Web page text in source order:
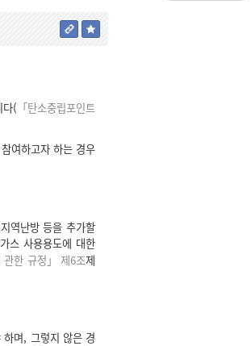
다( 「탄소중립포인트
여하고자 하는 경우
역난방 등을 추가할
스 사용용도에 대한
관한 규정」 제6조제
며, 그렇지 않은 경